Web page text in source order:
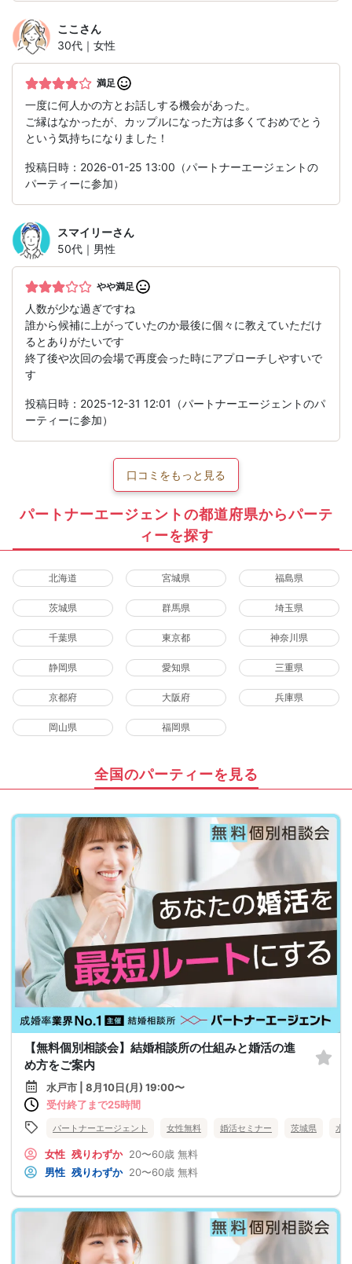
ここ さん
30代｜女性
満足
一度に何人かの方とお話しする機会があった。
ご縁はなかったが、カップルになった方は多くておめでとう
という気持ちになりました！
投稿日時：2026-01-25 13:00（パートナーエージェントの
パーティーに参加）
スマイリーさん
50代｜男性
やや満足
人数が少な過ぎですね
誰から候補に上がっていたのか最後に個々に教えていただけ
るとありがたいです
終了後や次回の会場で再度会った時にアプローチしやすいで
す
投稿日時：2025-12-31 12:01（パートナーエージェントのパ
ーティーに参加）
口コミをもっと見る
パートナーエージェントの都道府県からパーテ
ィーを探す
北海道 宮城県 福島県
茨城県 群馬県 埼玉県
千葉県 東京都 神奈川県
静岡県 愛知県 三重県
京都府 大阪府 兵庫県
岡山県 福岡県
全国のパーティーを見る
【無料個別相談会】結婚相談所の仕組みと婚活の進
め方をご案内
水戸市 | 8月10日(月) 19:00〜
受付終了まで25時間
パートナーエージェント 女性無料 婚活セミナー 茨城県 水
女性 残りわずか 20〜60歳 無料
男性 残りわずか 20〜60歳 無料